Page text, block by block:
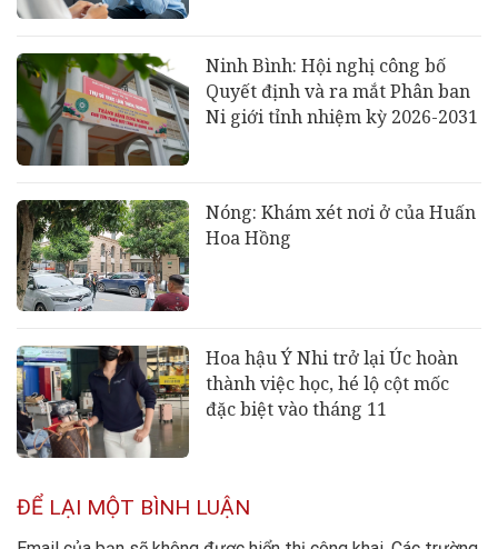
Ninh Bình: Hội nghị công bố
Quyết định và ra mắt Phân ban
Ni giới tỉnh nhiệm kỳ 2026-2031
Nóng: Khám xét nơi ở của Huấn
Hoa Hồng
Hoa hậu Ý Nhi trở lại Úc hoàn
thành việc học, hé lộ cột mốc
đặc biệt vào tháng 11
ĐỂ LẠI MỘT BÌNH LUẬN